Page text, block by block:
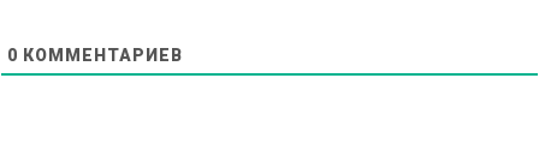
0 КОММЕНТАРИЕВ